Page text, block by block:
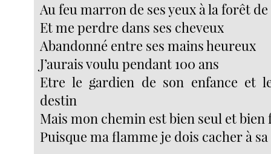
Au feu marron de ses yeux à la forêt
Et me perdre dans ses cheveux
Abandonné entre ses mains heureux
J’aurais voulu pendant 100 ans
Etre le gardien de son enfance et
destin
Mais mon chemin est bien seul et bien
Puisque ma flamme je dois cacher à